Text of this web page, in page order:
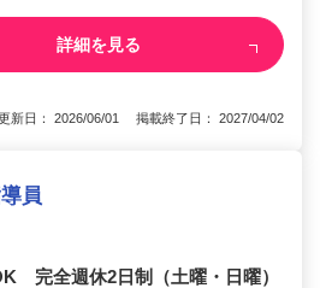
詳細を見る
新日： 2026/06/01 掲載終了日： 2027/04/02
員
完全週休2日制（土曜・日曜）